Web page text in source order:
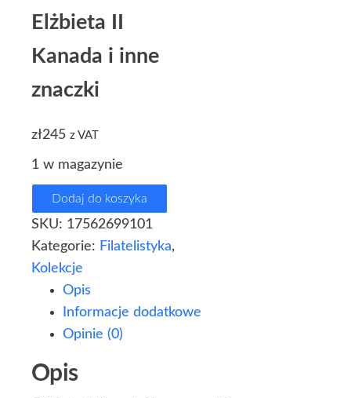
Elżbieta II
Kanada i inne
znaczki
zł245 z VAT
1 w magazynie
Dodaj do koszyka
SKU: 17562699101
Kategorie: Filatelistyka,
Kolekcje
Opis
Informacje dodatkowe
Opinie (0)
Opis